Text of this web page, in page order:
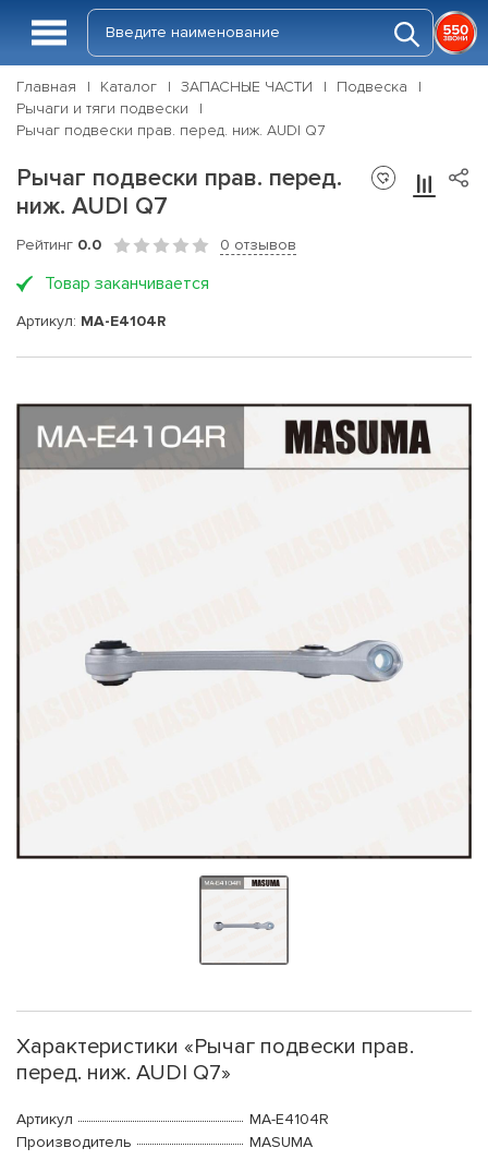
Главная Каталог ЗАПАСНЫЕ ЧАСТИ
Подвеска
Рычаги и тяги подвески
Рычаг подвески прав. перед. ниж. AUDI Q7
Рычаг подвески прав. перед.
ниж. AUDI Q7
Рейтинг 0.0 0 отзывов
Товар заканчивается
Артикул: MA-E4104R
Характеристики «Рычаг подвески прав.
перед. ниж. AUDI Q7»
Артикул
MA-E4104R
Производитель
MASUMA